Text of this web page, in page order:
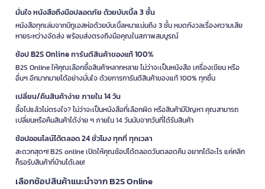
มั่นใจ หนังสือถึงมือปลอดภัย ด้วยบับเบิ้ล 3 ชั้น
หนังสือทุกเล่มจากบีทูเอสห่อด้วยบับเบิ้ลหนาแน่นถึง 3 ชั้น หมดกังวลเรื่องความเสีย
หายระหว่างจัดส่ง พร้อมส่งตรงถึงมือคุณในสภาพสมบูรณ์
ช้อป B2S Online การันตีสินค้าของแท้ 100%
B2S Online ให้คุณเลือกซื้อสินค้าหลากหลาย ไม่ว่าจะเป็นหนังสือ เครื่องเขียน หรือ
อื่นๆ อีกมากมายได้อย่างมั่นใจ ด้วยการการันตีสินค้าของแท้ 100% ทุกชิ้น
เปลี่ยน/คืนสินค้าง่าย ภายใน 14 วัน
ซื้อไปแล้วไม่ตรงใจ? ไม่ว่าจะเป็นหนังสือที่เลือกผิด หรือสินค้ามีปัญหา คุณสามารถ
เปลี่ยนหรือคืนสินค้าได้ง่าย ๆ ภายใน 14 วันนับจากวันที่ได้รับสินค้า
ช้อปออนไลน์ได้ตลอด 24 ชั่วโมง ทุกที่ ทุกเวลา
สะดวกสุดๆ! B2S online เปิดให้คุณช้อปได้ตลอดวันตลอดคืน อยากได้อะไร แค่คลิก
ก็รอรับสินค้าที่บ้านได้เลย!
เลือกช้อปสินค้าแนะนำจาก B2S Online